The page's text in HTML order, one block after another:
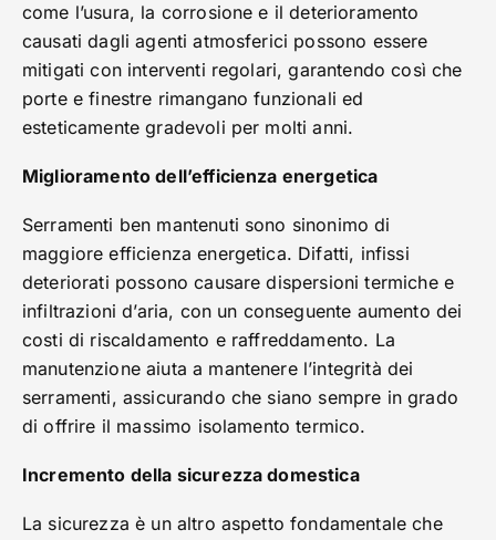
come l’usura, la corrosione e il deterioramento
causati dagli agenti atmosferici possono essere
mitigati con interventi regolari, garantendo così che
porte e finestre rimangano funzionali ed
esteticamente gradevoli per molti anni.
Miglioramento dell’efficienza energetica
Serramenti ben mantenuti sono sinonimo di
maggiore efficienza energetica. Difatti, infissi
deteriorati possono causare dispersioni termiche e
infiltrazioni d’aria, con un conseguente aumento dei
costi di riscaldamento e raffreddamento. La
manutenzione aiuta a mantenere l’integrità dei
serramenti, assicurando che siano sempre in grado
di offrire il massimo isolamento termico.
Incremento della sicurezza domestica
La sicurezza è un altro aspetto fondamentale che